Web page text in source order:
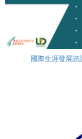
國際生涯發展諮